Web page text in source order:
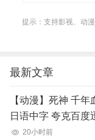
提示：支持影视、动
最新文章
【动漫】死神 千
日语中字 夸克百度
20小时前